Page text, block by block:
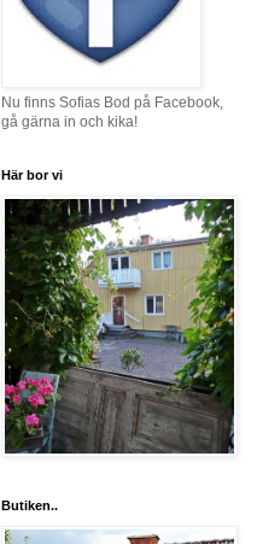
Nu finns Sofias Bod på Facebook,
gå gärna in och kika!
Här bor vi
Butiken..